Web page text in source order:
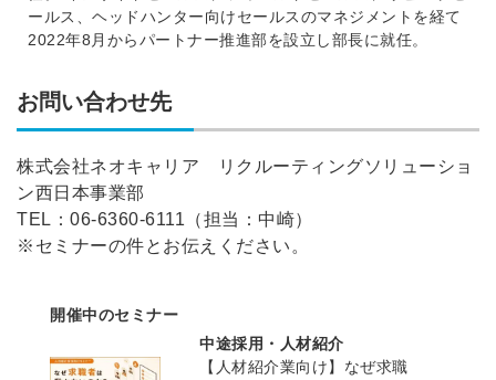
ールス、ヘッドハンター向けセールスのマネジメントを経て
2022年8月からパートナー推進部を設立し部長に就任。
お問い合わせ先
株式会社ネオキャリア リクルーティングソリューショ
ン西日本事業部
TEL：06-6360-6111（担当：中崎）
※セミナーの件とお伝えください。
開催中のセミナー
中途採用・人材紹介
【人材紹介業向け】なぜ求職